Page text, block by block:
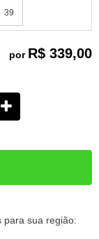
39
por R$ 339,00
para sua região: